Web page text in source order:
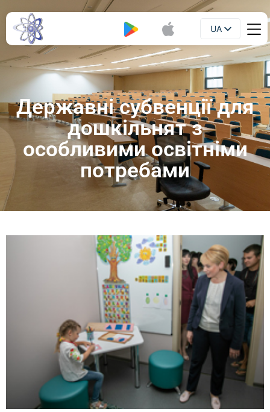
UA
EN
Державні субвенції для
дошкільнят з
особливими освітніми
потребами